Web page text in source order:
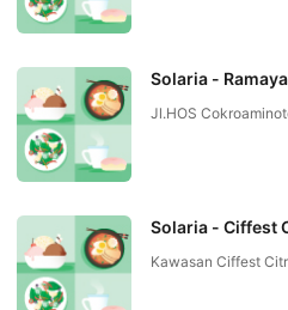
Solaria -
Jl.HOS
Solaria - Ciffest
Kawasan Ciffest